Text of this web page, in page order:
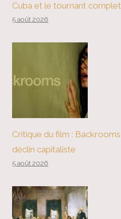
Cuba et le tournant
5 août 2026
Critique du film :
déclin capitaliste
5 août 2026